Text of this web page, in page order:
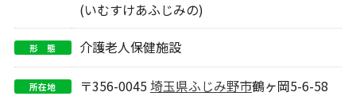
(いむすけあふじみの)
形 態 介護老人保健施設
所在地 〒356-0045 埼玉県ふじみ野市鶴ヶ岡5-6-58